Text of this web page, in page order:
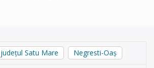
județul Satu Mare Negresti-Oaș